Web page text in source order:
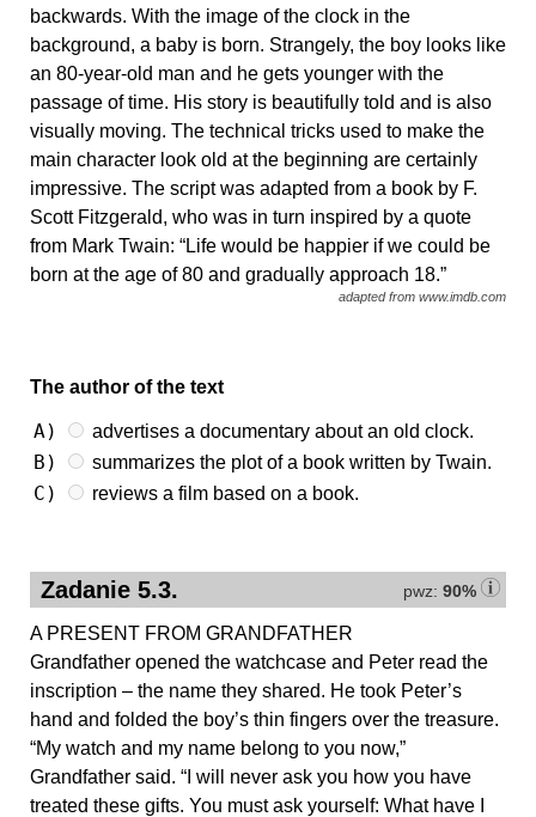
backwards. With the image of the clock in the
background, a baby is born. Strangely, the boy looks like
an 80-year-old man and he gets younger with the
passage of time. His story is beautifully told and is also
visually moving. The technical tricks used to make the
main character look old at the beginning are certainly
impressive. The script was adapted from a book by F.
Scott Fitzgerald, who was in turn inspired by a quote
from Mark Twain: “Life would be happier if we could be
born at the age of 80 and gradually approach 18.”
adapted from www.imdb.com
The author of the text
A) advertises a documentary about an old clock.
B) summarizes the plot of a book written by Twain.
C) reviews a film based on a book.
pwz: 90%
Zadanie 5.3.
A PRESENT FROM GRANDFATHER
Grandfather opened the watchcase and Peter read the
inscription – the name they shared. He took Peter’s
hand and folded the boy’s thin fingers over the treasure.
“My watch and my name belong to you now,”
Grandfather said. “I will never ask you how you have
treated these gifts. You must ask yourself: What have I